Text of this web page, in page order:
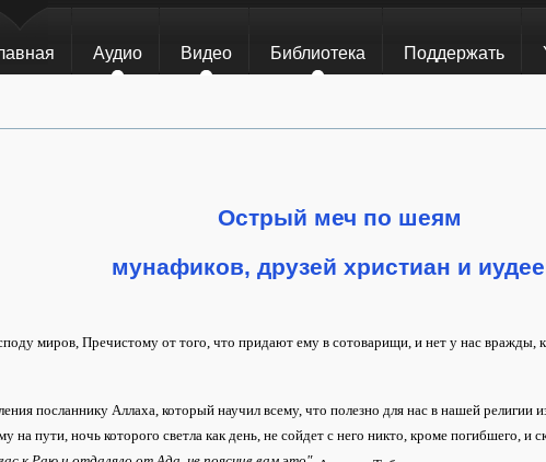
Аудио Видео Библиотека Поддержать
Острый меч по шеям
мунафиков, друзей христиан и
миров, Пречистому от того, что придают ему в сотоварищи, и нет у нас вражды,
посланнику Аллаха, который научил всему, что полезно для нас в нашей религии
на пути, ночь которого светла как день, не сойдет с него никто, кроме погибшего, и